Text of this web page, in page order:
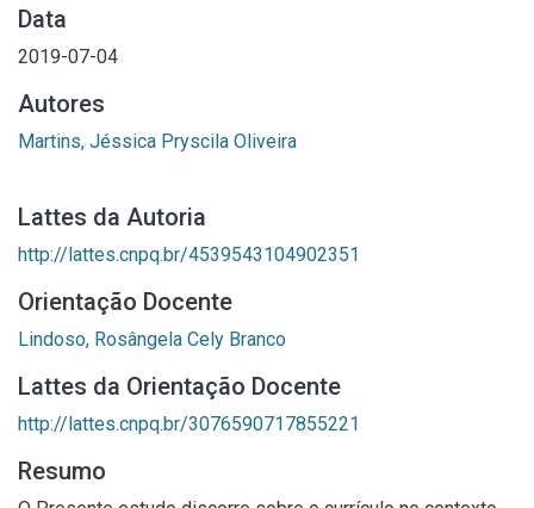
Data
2019-07-04
Autores
Martins, Jéssica Pryscila Oliveira
Lattes da Autoria
http://lattes.cnpq.br/4539543104902351
Orientação Docente
Lindoso, Rosângela Cely Branco
Lattes da Orientação Docente
http://lattes.cnpq.br/3076590717855221
Resumo